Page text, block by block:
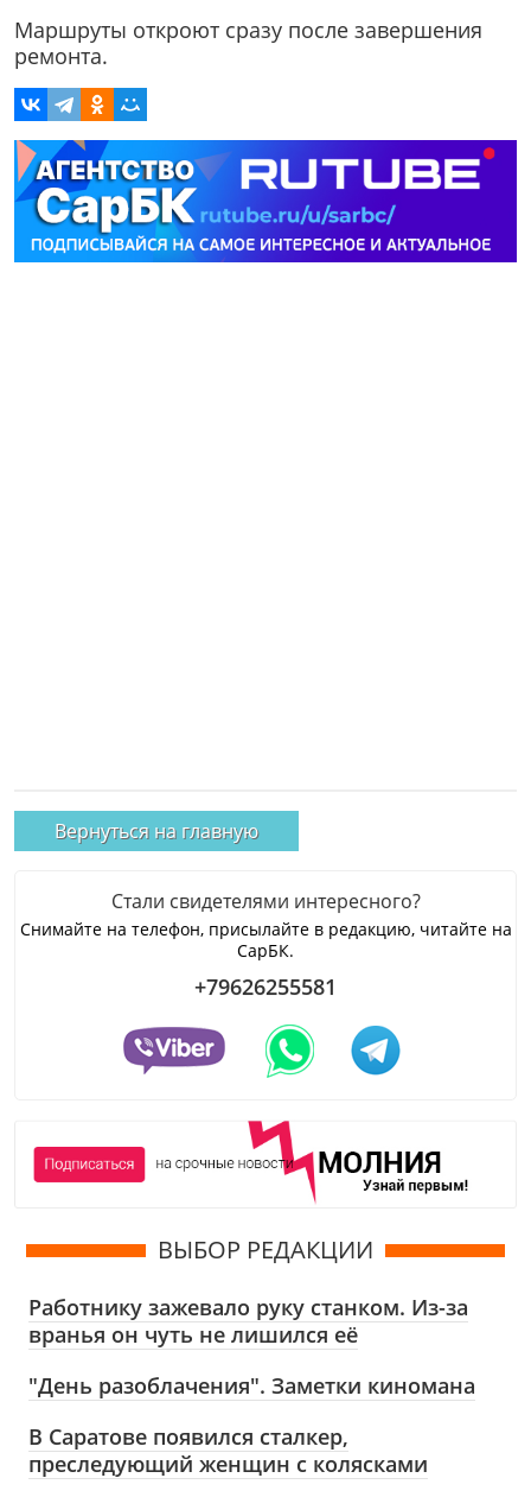
Маршруты откроют сразу после завершения
ремонта.
Вернуться на главную
Стали свидетелями интересного?
Снимайте на телефон, присылайте в редакцию, читайте на
СарБК.
+79626255581
ВЫБОР РЕДАКЦИИ
Работнику зажевало руку станком. Из-за
вранья он чуть не лишился её
"День разоблачения". Заметки киномана
В Саратове появился сталкер,
преследующий женщин с колясками